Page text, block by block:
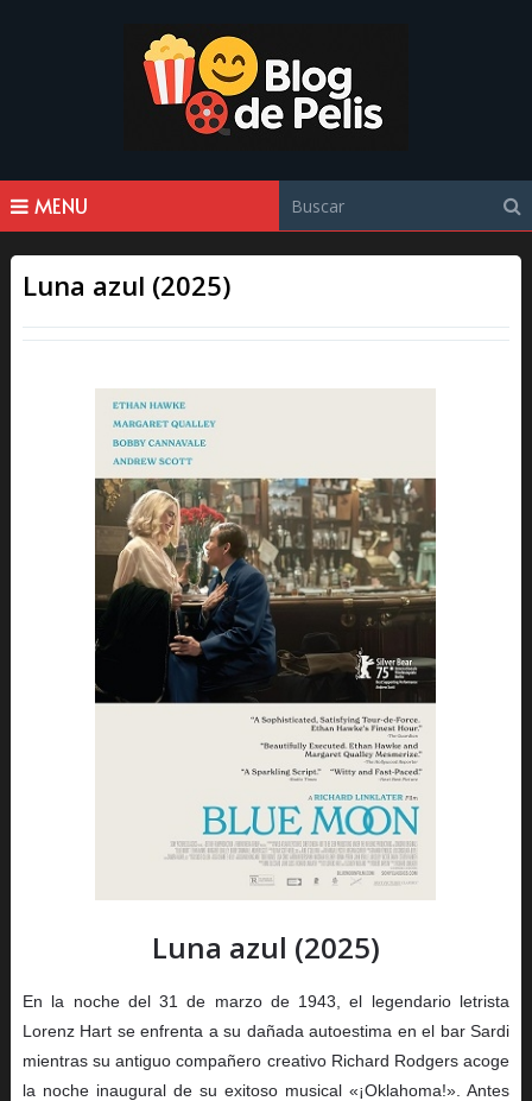
MENU
Luna azul (2025)
Luna azul (2025)
En la noche del 31 de marzo de 1943, el legendario letrista
Lorenz Hart se enfrenta a su dañada autoestima en el bar Sardi
mientras su antiguo compañero creativo Richard Rodgers acoge
la noche inaugural de su exitoso musical «¡Oklahoma!». Antes